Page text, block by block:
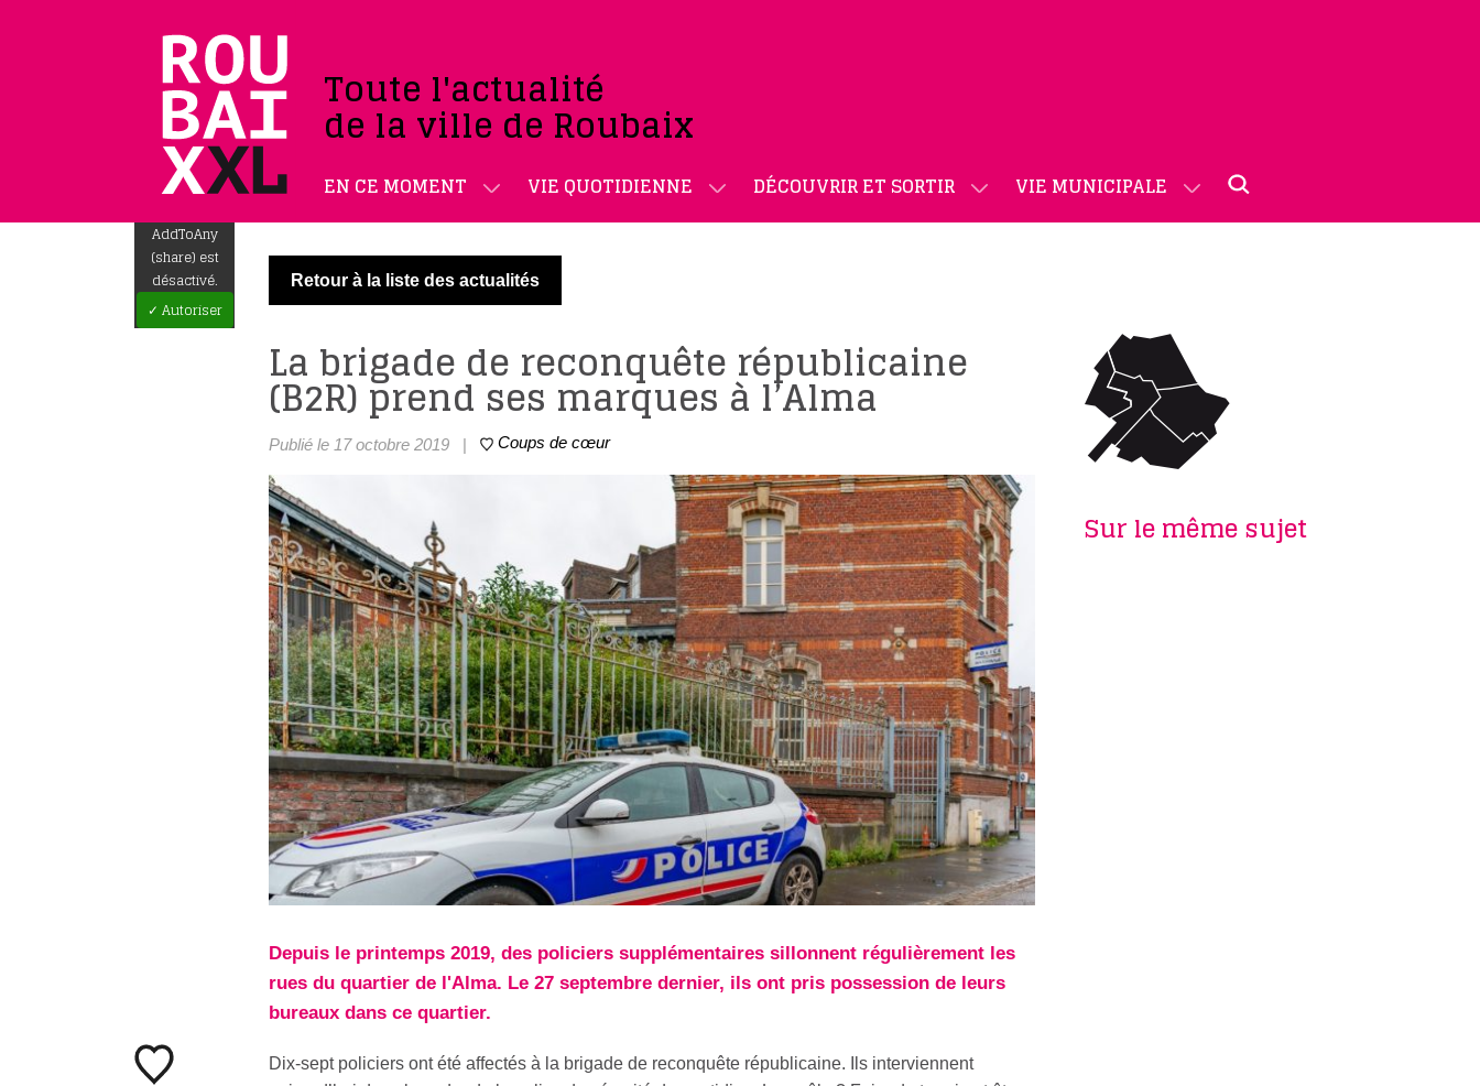
Toute l'actualité
de la ville de Roubaix
EN CE MOMENT VIE QUOTIDIENNE DÉCOUVRIR ET SORTIR VIE MUNICIPALE
AddToAny
(share) est
désactivé.
✓ Autoriser
Retour à la liste des actualités
La brigade de reconquête républicaine
(B2R) prend ses marques à l’Alma
Publié le 17 octobre 2019 | Coups de cœur
Depuis le printemps 2019, des policiers supplémentaires sillonnent régulièrement les
rues du quartier de l'Alma. Le 27 septembre dernier, ils ont pris possession de leurs
bureaux dans ce quartier.
Dix-sept policiers ont été affectés à la brigade de reconquête républicaine. Ils interviennent
Sur le même sujet